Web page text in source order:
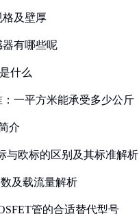
格及壁厚
有哪些呢
什么
一平方米能承受多少公斤
介
与欧标的区别及其标准解析
及载流量解析
管的合适替代型号